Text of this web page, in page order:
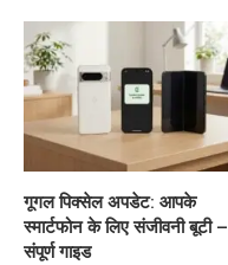
गूगल पिक्सेल अपडेट: आपके
स्मार्टफोन के लिए संजीवनी बूटी –
संपूर्ण गाइड